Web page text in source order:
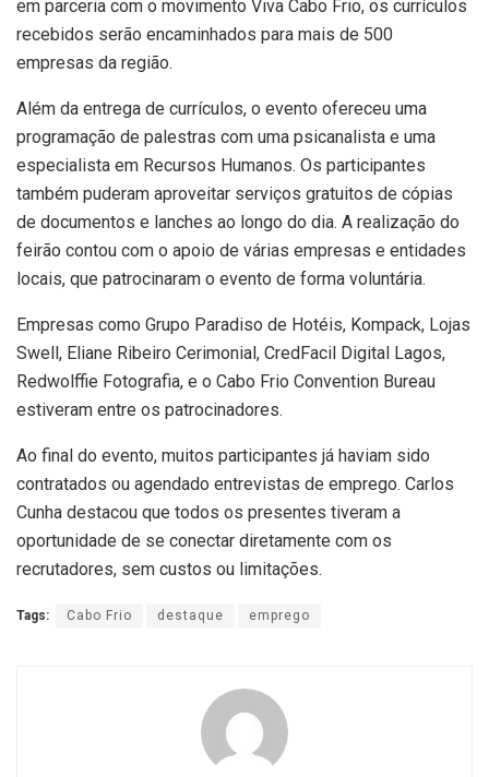
em parceria com o movimento Viva Cabo Frio, os currículos
recebidos serão encaminhados para mais de 500
empresas da região.
Além da entrega de currículos, o evento ofereceu uma
programação de palestras com uma psicanalista e uma
especialista em Recursos Humanos. Os participantes
também puderam aproveitar serviços gratuitos de cópias
de documentos e lanches ao longo do dia. A realização do
feirão contou com o apoio de várias empresas e entidades
locais, que patrocinaram o evento de forma voluntária.
Empresas como Grupo Paradiso de Hotéis, Kompack, Lojas
Swell, Eliane Ribeiro Cerimonial, CredFacil Digital Lagos,
Redwolffie Fotografia, e o Cabo Frio Convention Bureau
estiveram entre os patrocinadores.
Ao final do evento, muitos participantes já haviam sido
contratados ou agendado entrevistas de emprego. Carlos
Cunha destacou que todos os presentes tiveram a
oportunidade de se conectar diretamente com os
recrutadores, sem custos ou limitações.
Tags: Cabo Frio destaque emprego